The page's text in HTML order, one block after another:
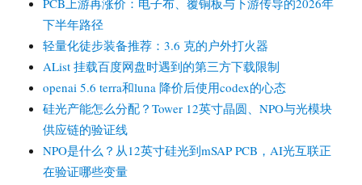
下半年路径
轻量化徒步装备推荐：3.6 克的户外打火器
AList 挂载百度网盘时遇到的第三方下载限制
openai 5.6 terra和luna 降价后使用codex的心态
硅光产能怎么分配？Tower 12英寸晶圆、NPO与光模块
供应链的验证线
NPO是什么？从12英寸硅光到mSAP PCB，AI光互联正
在验证哪些变量